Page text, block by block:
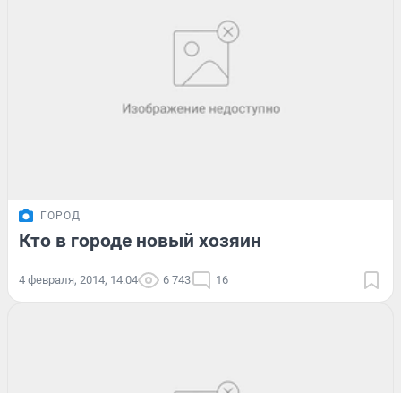
ГОРОД
Кто в городе новый хозяин
4 февраля, 2014, 14:04 6 743 16